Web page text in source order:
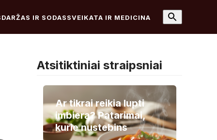
DARŽAS IR SODASSVEIKATA IR MEDICINA
Atsitiktiniai straipsniai
Ar tikrai reikia lupti
imbierą? Patarimai,
kurie nustebins